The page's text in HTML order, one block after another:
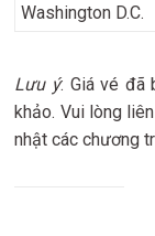
Washington D.C.
Lưu ý: Giá vé đã
khảo. Vui lòng
nhật các chương